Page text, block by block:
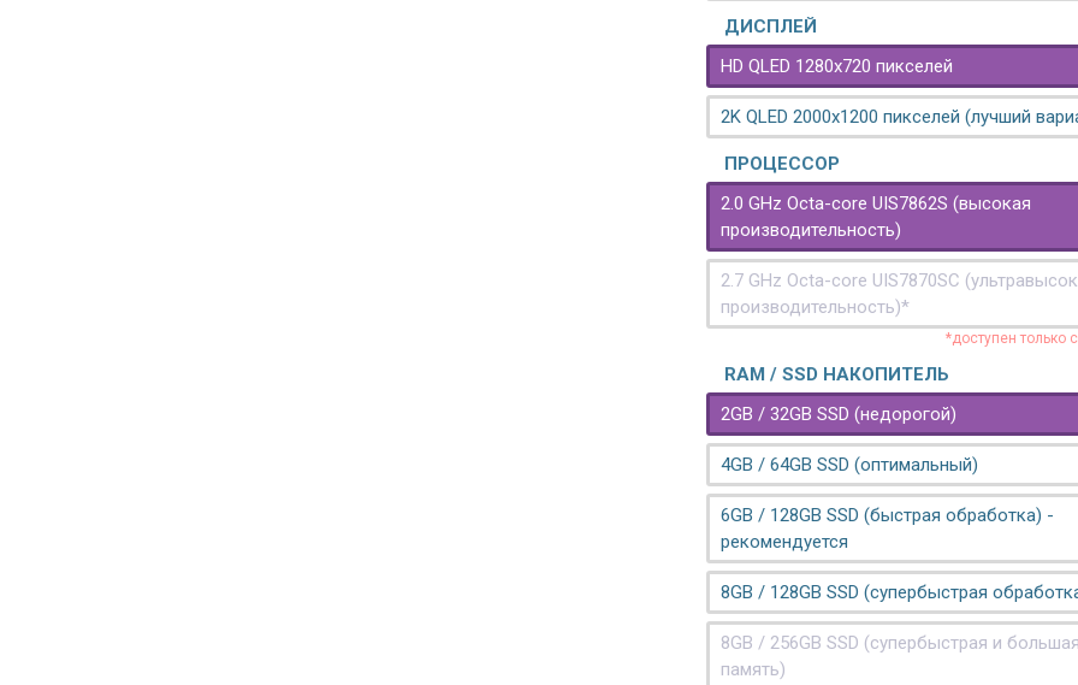
ДИСПЛЕЙ
HD QLED 1280x720 пикселей
2K QLED 2000х1200 пикселей (лучший
ПРОЦЕССОР
2.0 GHz Octa-core UIS7862S (высокая
производительность)
2.7 GHz Octa-core UIS7870SC
производительность)*
*доступен только
RAM / SSD НАКОПИТЕЛЬ
2GB / 32GB SSD (недорогой)
4GB / 64GB SSD (оптимальный)
6GB / 128GB SSD (быстрая обработка) -
рекомендуется
8GB / 128GB SSD (супербыстрая
8GB / 256GB SSD (супербыстрая и большая
память)